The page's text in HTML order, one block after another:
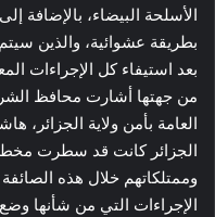
الأسلحة البيضاء، بالإضافة
بطريقة عشوائية، والذين سيتم
بعد استيفاء كل الإجراءات
من جهتها أشارت محافظ
العامة بأمن ولاية الجزائر،
الجزائر كانت قد سطرت
وممتلكاتهم خلال هذه
الإجراءات التي من شأنها